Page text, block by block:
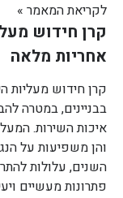
לקריאת המאמר »
קרן חידוש
אחריות מלאה
קרן חידוש מעליות
בבניינים, במטרה
איכות השירות.
והן משפיעות על
השנים, עלולות
פתרונות מעשיים